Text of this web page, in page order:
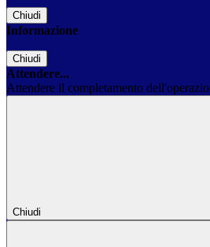
Chiudi
Informazione
Chiudi
Attendere...
Attendere il completamento
Chiudi